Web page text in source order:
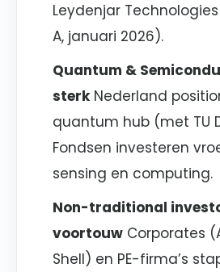
Leydenjar
A, januari 2026).
Quantum &
sterkNederland
quantum hub (met TU
Fondsen investeren
sensing en computing.
Non-traditional
voortouw Corporates
Shell) en PE-firma’s